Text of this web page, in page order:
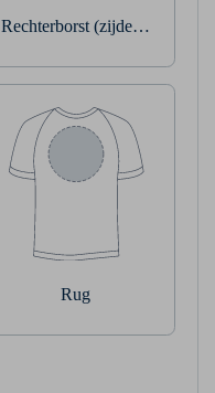
Rechterborst (zijde
Rug